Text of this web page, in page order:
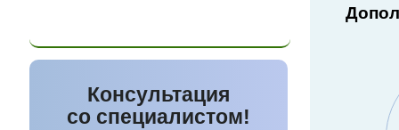
Консультация
со специалистом!